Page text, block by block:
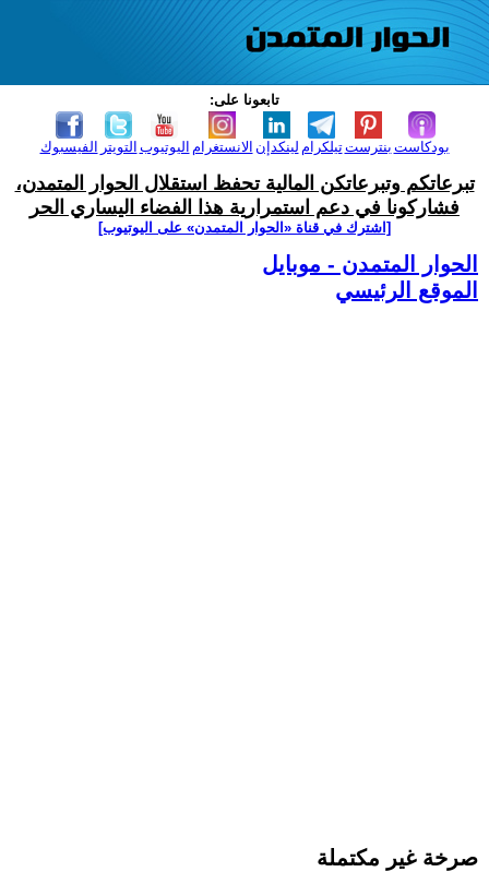
تابعونا على:
الفيسبوك التويتر اليوتيوب الانستغرام لينكدإن تيلكرامبنترست بودكاست
تبرعاتكم وتبرعاتكن المالية تحفظ استقلال الحوار المتمدن،
فشاركونا في دعم استمرارية هذا الفضاء اليساري الحر
[اشترك في قناة ‫«الحوار المتمدن» على اليوتيوب]
الحوار المتمدن - موبايل
الموقع الرئيسي
صرخة غير مكتملة